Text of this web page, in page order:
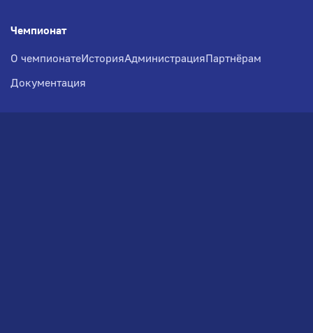
Чемпионат
О чемпионатеИсторияАдминистрацияПартнёрам
Документация
Медиа